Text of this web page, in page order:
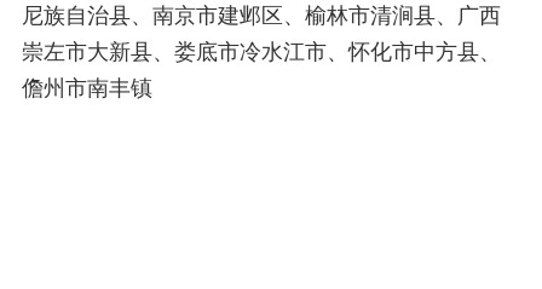
尼族自治县、南京市建邺区、榆林市清涧县、广西
崇左市大新县、娄底市冷水江市、怀化市中方县、
儋州市南丰镇